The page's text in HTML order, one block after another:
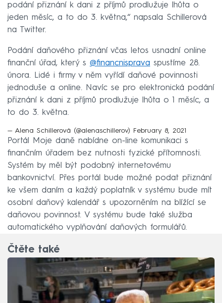
podání přiznání k dani z příjmů prodlužuje lhůta o
jeden měsíc, a to do 3. května,“ napsala Schillerová
na Twitter.
Podání daňového přiznání včas letos usnadní online
finanční úřad, který s @financnisprava spustíme 28.
února. Lidé i firmy v něm vyřídí daňové povinnosti
jednoduše a online. Navíc se pro elektronická podání
přiznání k dani z příjmů prodlužuje lhůta o 1 měsíc, a
to do 3. května.
— Alena Schillerová (@alenaschillerov) February 8, 2021
Portál Moje daně nabídne on-line komunikaci s
finančním úřadem bez nutnosti fyzické přítomnosti.
Systém by měl být podobný internetovému
bankovnictví. Přes portál bude možné podat přiznání
ke všem daním a každý poplatník v systému bude mít
osobní daňový kalendář s upozorněním na blížící se
daňovou povinnost. V systému bude také služba
automatického vyplňování daňových formulářů.
Čtěte také